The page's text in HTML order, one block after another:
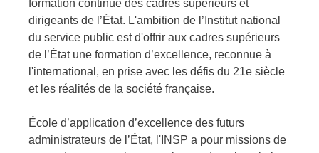
formation continue des cadres supérieurs et
dirigeants de l’État. L'ambition de l’Institut national
du service public est d'offrir aux cadres supérieurs
de l’État une formation d’excellence, reconnue à
l'international, en prise avec les défis du 21e siècle
et les réalités de la société française.
École d’application d’excellence des futurs
administrateurs de l’État, l'INSP a pour missions de